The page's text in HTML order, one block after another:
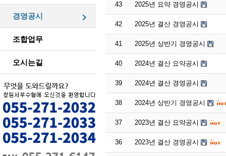
경영공시
조합업무
오시는길
43 2025년 요약 경영공시
42 2025년 결산 경영공시
41 2025년 상반기 경영공시
40 2024년 결산 요약공시
39 2024년 결산 경영공시
38 2024년 상반기 경영공시
37 2023년 결산 요약공시
36 2023년 결산 경영공시